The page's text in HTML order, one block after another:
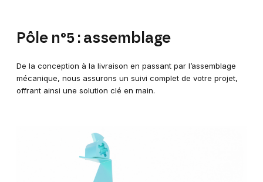
Pôle n°5 : assemblage
De la conception à la livraison en passant par l’assemblage
mécanique, nous assurons un suivi complet de votre projet,
offrant ainsi une solution clé en main.​